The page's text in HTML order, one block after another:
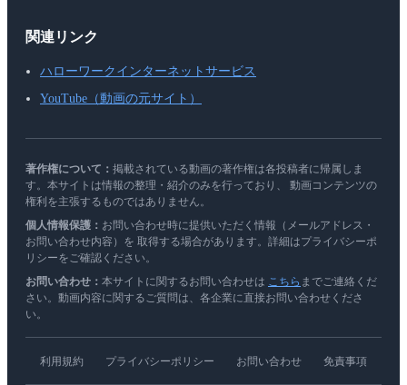
関連リンク
ハローワークインターネットサービス
YouTube（動画の元サイト）
著作権について： 掲載されている動画の著作権は各投稿者に帰属しま
す。本サイトは情報の整理・紹介のみを行っており、 動画コンテンツの
権利を主張するものではありません。
個人情報保護： お問い合わせ時に提供いただく情報（メールアドレス・
お問い合わせ内容）を 取得する場合があります。詳細はプライバシーポ
リシーをご確認ください。
お問い合わせ： 本サイトに関するお問い合わせは こちら までご連絡くだ
さい。動画内容に関するご質問は、各企業に直接お問い合わせくださ
い。
利用規約 プライバシーポリシー お問い合わせ 免責事項